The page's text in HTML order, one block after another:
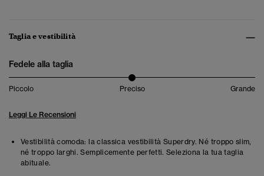
Taglia e vestibilità
Fedele alla taglia
Piccolo Preciso Grande
Leggi Le Recensioni
Vestibilità comoda: la classica vestibilità Superdry. Né troppo slim,
né troppo larghi. Semplicemente perfetti. Seleziona la tua taglia
abituale.